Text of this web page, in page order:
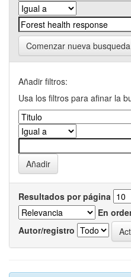
Comenzar nueva busqueda
Añadir filtros:
Usa los filtros para afinar la
Resultados por página
En
Autor/registro